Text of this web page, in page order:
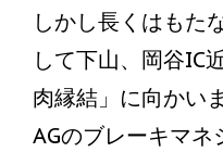
しかし長くはもた
して下山、岡谷IC
肉縁結」に向かいま
AGのブレーキマ